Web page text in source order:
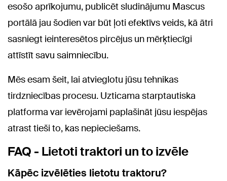
esošo aprīkojumu, publicēt sludinājumu Mascus
portālā jau šodien var būt ļoti efektīvs veids, kā ātri
sasniegt ieinteresētos pircējus un mērķtiecīgi
attīstīt savu saimniecību.
Mēs esam šeit, lai atvieglotu jūsu tehnikas
tirdzniecības procesu. Uzticama starptautiska
platforma var ievērojami paplašināt jūsu iespējas
atrast tieši to, kas nepieciešams.
FAQ - Lietoti traktori un to izvēle
Kāpēc izvēlēties lietotu traktoru?